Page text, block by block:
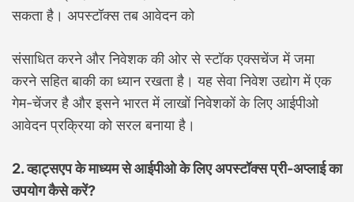
सकता है। अपस्टॉक्स तब आवेदन को
संसाधित करने और निवेशक की ओर से स्टॉक एक्सचेंज में जमा
करने सहित बाकी का ध्यान रखता है। यह सेवा निवेश उद्योग में एक
गेम-चेंजर है और इसने भारत में लाखों निवेशकों के लिए आईपीओ
आवेदन प्रक्रिया को सरल बनाया है।
2. व्हाट्सएप के माध्यम से आईपीओ के लिए अपस्टॉक्स प्री-अप्लाई का
उपयोग कैसे करें?